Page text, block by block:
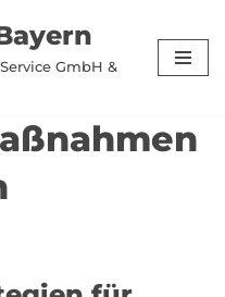
GmbH &